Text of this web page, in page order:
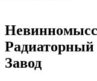
Радиаторный
Завод